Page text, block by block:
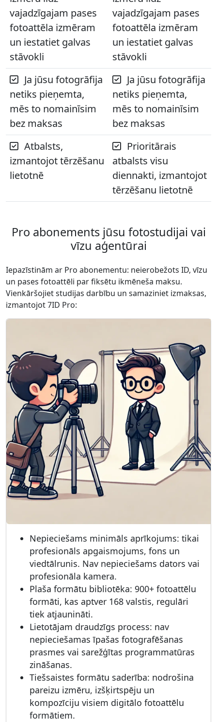
vajadzīgajam pases
fotoattēla izmēram
un iestatiet galvas
stāvokli
vajadzīgajam pases
fotoattēla izmēram
un iestatiet galvas
stāvokli
Ja jūsu fotogrāfija
netiks pieņemta,
mēs to nomainīsim
bez maksas
Ja jūsu fotogrāfija
netiks pieņemta,
mēs to nomainīsim
bez maksas
Atbalsts,
izmantojot tērzēšanu
lietotnē
Prioritārais
atbalsts visu
diennakti, izmantojot
tērzēšanu lietotnē
Pro abonements jūsu fotostudijai vai
vīzu aģentūrai
Iepazīstinām ar Pro abonementu: neierobežots ID, vīzu
un pases fotoattēli par fiksētu ikmēneša maksu.
Vienkāršojiet studijas darbību un samaziniet izmaksas,
izmantojot 7ID Pro:
Nepieciešams minimāls aprīkojums: tikai
profesionāls apgaismojums, fons un
viedtālrunis. Nav nepieciešams dators vai
profesionāla kamera.
Plaša formātu bibliotēka: 900+ fotoattēlu
formāti, kas aptver 168 valstis, regulāri
tiek atjaunināti.
Lietotājam draudzīgs process: nav
nepieciešamas īpašas fotografēšanas
prasmes vai sarežģītas programmatūras
zināšanas.
Tiešsaistes formātu saderība: nodrošina
pareizu izmēru, izšķirtspēju un
kompozīciju visiem digitālo fotoattēlu
formātiem.